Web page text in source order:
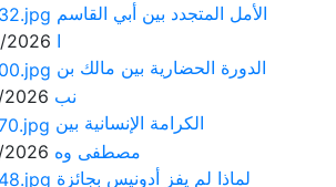
الأمل المتجدد بين أبي القاسم
ا 2026
الدورة الحضارية بين مالك بن
نب 2026
الكرامة الإنسانية بين
مصطفى وه 2026
لماذا لم يفز أدونيس بجائزة